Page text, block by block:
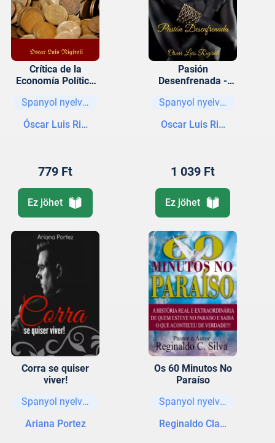
Crítica de la
Economía Política
Spanyol nyelvű könyvek
Óscar Luis Rigiroli
779 Ft
Ez jöhet
Pasión
Desenfrenada -
Romántica
Spanyol nyelvű könyvek
Oscar Luis Rigiroli
1 039 Ft
Ez jöhet
Corra se quiser
viver!
Spanyol nyelvű könyvek
Ariana Portez
Os 60 Minutos No
Paraíso
Spanyol nyelvű könyvek
Reginaldo Claudino